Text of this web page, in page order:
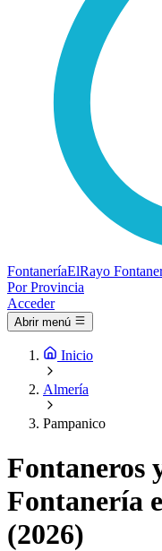
FontaneríaElRayo
Por Provincia
Acceder
Abrir menú
Inicio
Almería
Pampanico
Fontaneros
Fontanería
(2026)